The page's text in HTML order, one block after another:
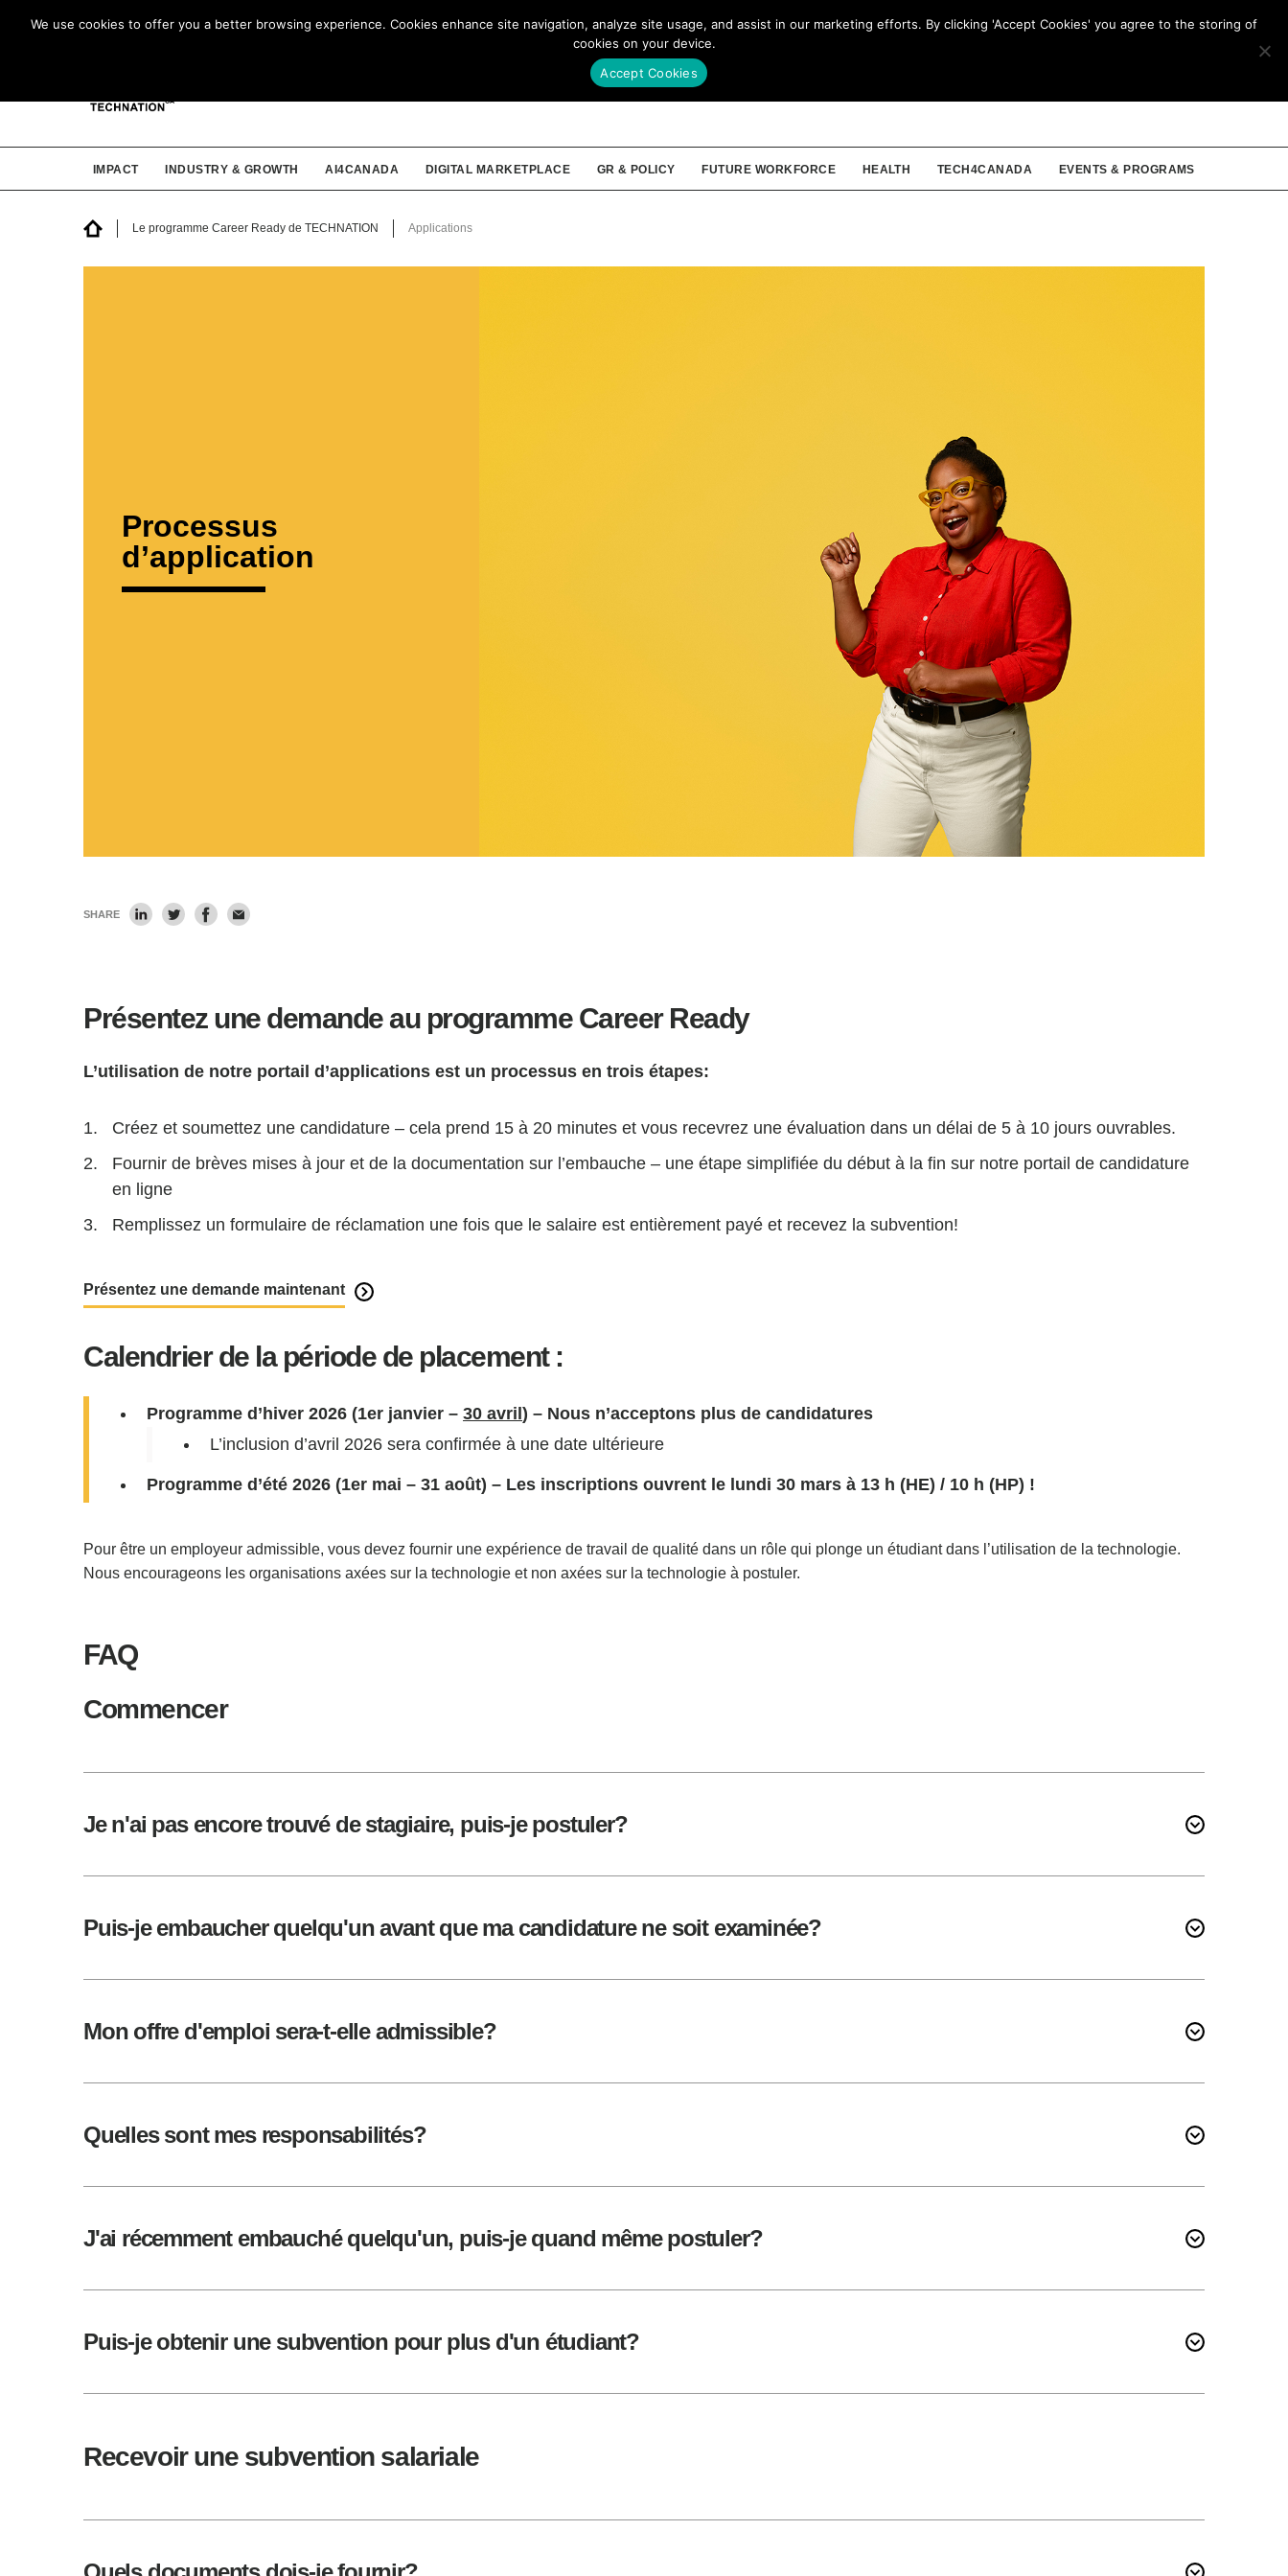
Our Story Membership Tools ENGLISH
IMPACT INDUSTRY & GROWTH AI4CANADA DIGITAL MARKETPLACE GR & POLICY FUTURE WORKFORCE HEALTH TECH4CANADA EVENTS & PROGRAMS
Le programme Career Ready de TECHNATION Applications
Processus
d’application
SHARE
Présentez une demande au programme Career Ready
L’utilisation de notre portail d’applications est un processus en trois étapes:
Créez et soumettez une candidature – cela prend 15 à 20 minutes et vous recevrez une évaluation dans un délai de 5 à 10 jours ouvrables.
Fournir de brèves mises à jour et de la documentation sur l’embauche – une étape simplifiée du début à la fin sur notre portail de candidature
en ligne
Remplissez un formulaire de réclamation une fois que le salaire est entièrement payé et recevez la subvention!
Présentez une demande maintenant
Calendrier de la période de placement :
Programme d’hiver 2026 (1er janvier – 30 avril ) – Nous n’acceptons plus de candidatures
L’inclusion d’avril 2026 sera confirmée à une date ultérieure
Programme d’été 2026 (1er mai – 31 août) – Les inscriptions ouvrent le lundi 30 mars à 13 h (HE) / 10 h (HP) !
Pour être un employeur admissible, vous devez fournir une expérience de travail de qualité dans un rôle qui plonge un étudiant dans l’utilisation de la technologie.
Nous encourageons les organisations axées sur la technologie et non axées sur la technologie à postuler.
FAQ
Commencer
Je n'ai pas encore trouvé de stagiaire, puis-je postuler?
Puis-je embaucher quelqu'un avant que ma candidature ne soit examinée?
Mon offre d'emploi sera-t-elle admissible?
Quelles sont mes responsabilités?
J'ai récemment embauché quelqu'un, puis-je quand même postuler?
Puis-je obtenir une subvention pour plus d'un étudiant?
Recevoir une subvention salariale
We use cookies to offer you a better browsing experience. Cookies enhance site navigation, analyze site usage, and assist in our marketing efforts. By clicking 'Accept Cookies' you agree to the storing of
cookies on your device.
Accept Cookies